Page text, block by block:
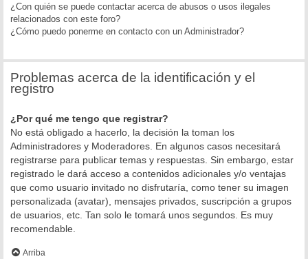
¿Con quién se puede contactar acerca de abusos o usos ilegales
relacionados con este foro?
¿Cómo puedo ponerme en contacto con un Administrador?
Problemas acerca de la identificación y el
registro
¿Por qué me tengo que registrar?
No está obligado a hacerlo, la decisión la toman los
Administradores y Moderadores. En algunos casos necesitará
registrarse para publicar temas y respuestas. Sin embargo, estar
registrado le dará acceso a contenidos adicionales y/o ventajas
que como usuario invitado no disfrutaría, como tener su imagen
personalizada (avatar), mensajes privados, suscripción a grupos
de usuarios, etc. Tan solo le tomará unos segundos. Es muy
recomendable.
Arriba